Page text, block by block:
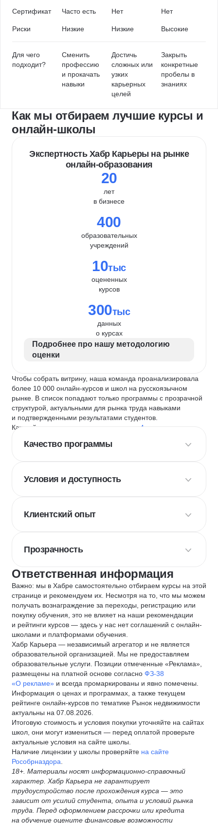
Сертификат Часто есть Нет Нет
Риски Низкие Низкие Высокие
Для чего
подходит?
Сменить
профессию
и прокачать
навыки
Достичь
сложных или
узких
карьерных
целей
Закрыть
конкретные
пробелы в
знаниях
Как мы отбираем лучшие курсы и
онлайн-школы
Экспертность Хабр Карьеры на рынке
онлайн-образования
20
лет
в бизнесе
400
образовательных
учреждений
10тыс
оцененных
курсов
300тыс
данных
о курсах
Подробнее про нашу методологию
оценки
Чтобы собрать витрину, наша команда проанализировала
более 10 000 онлайн-курсов и школ на русскоязычном
рынке. В список попадают только программы с прозрачной
структурой, актуальными для рынка труда навыками
и подтвержденными результатами студентов.
Каждый курс и школу мы оцениваем по
4 критериям
Качество программы
Условия и доступность
Клиентский опыт
Прозрачность
Ответственная информация
Важно: мы в Хабре самостоятельно отбираем курсы на этой
странице и рекомендуем их. Несмотря на то, что мы можем
получать вознаграждение за переходы, регистрацию или
покупку обучения, это не влияет на наши рекомендации
и рейтинги курсов — здесь у нас нет соглашений с онлайн-
школами и платформами обучения.
Хабр Карьера — независимый агрегатор и не является
образовательной организацией. Мы не предоставляем
образовательные услуги. Позиции отмеченные «Реклама»,
размещены на платной основе согласно ФЗ-38
«О рекламе» и всегда промаркированы и явно помечены.
Информация о ценах и программах, а также текущем
рейтинге онлайн-курсов по тематике Рынок недвижимости
актуальны на 07.08.2026.
Итоговую стоимость и условия покупки уточняйте на сайтах
школ, они могут измениться — перед оплатой проверьте
актуальные условия на сайте школы.
Наличие лицензии у школы проверяйте на сайте
Рособрназдора
18+. Материалы носят информационно-справочный
характер. Хабр Карьера не гарантирует
трудоустройство после прохождения курса — это
зависит от усилий студента, опыта и условий рынка
труда. Перед оформлением рассрочки или кредита
на обучение оцените финансовые возможности